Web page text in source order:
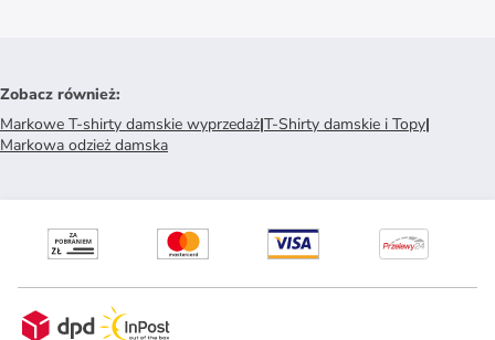
Zobacz również:
Markowe T-shirty damskie wyprzedaż|T-Shirty damskie i Topy|
Markowa odzież damska